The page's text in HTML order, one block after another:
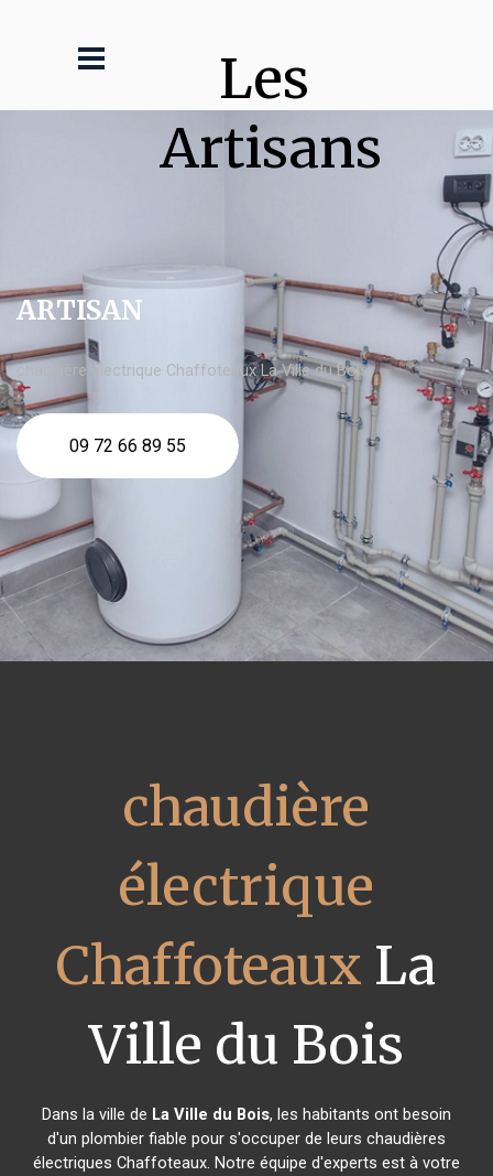
Les
Artisans
ARTISAN
chaudière électrique Chaffoteaux La Ville du Bois
09 72 66 89 55
chaudière
électrique
Chaffoteaux La
Ville du Bois
Dans la ville de La Ville du Bois, les habitants ont besoin
d'un plombier fiable pour s'occuper de leurs chaudières
électriques Chaffoteaux. Notre équipe d'experts est à votre